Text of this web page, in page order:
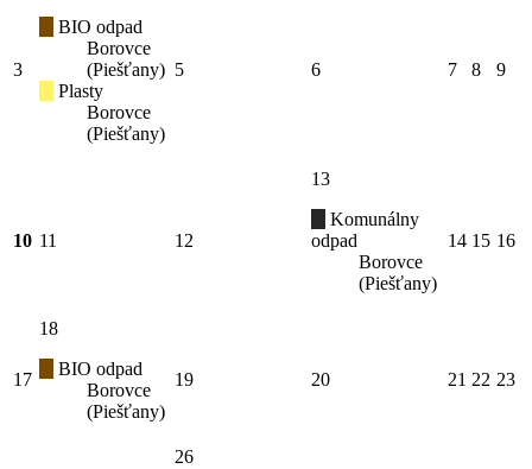
3
BIO odpad
Borovce
(Piešťany)
Plasty
Borovce
(Piešťany)
5 6 7 8 9
10 11 12
13
Komunálny
odpad
Borovce
(Piešťany)
14 15 16
17
18
BIO odpad
Borovce
(Piešťany)
19 20 21 22 23
26